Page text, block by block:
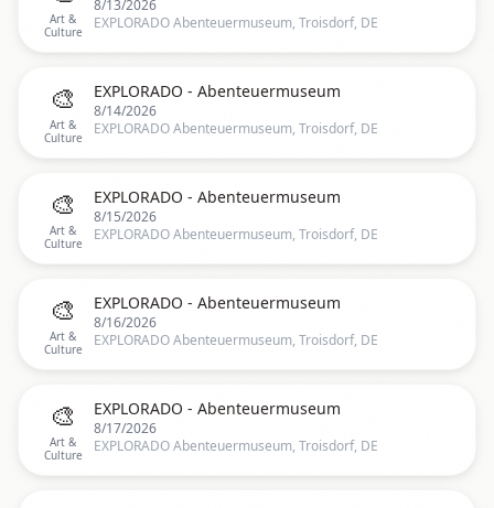
Art &
Culture
8/13/2026
EXPLORADO Abenteuermuseum, Troisdorf, DE
🎨
Art &
Culture
EXPLORADO - Abenteuermuseum
8/14/2026
EXPLORADO Abenteuermuseum, Troisdorf, DE
🎨
Art &
Culture
EXPLORADO - Abenteuermuseum
8/15/2026
EXPLORADO Abenteuermuseum, Troisdorf, DE
🎨
Art &
Culture
EXPLORADO - Abenteuermuseum
8/16/2026
EXPLORADO Abenteuermuseum, Troisdorf, DE
🎨
Art &
Culture
EXPLORADO - Abenteuermuseum
8/17/2026
EXPLORADO Abenteuermuseum, Troisdorf, DE